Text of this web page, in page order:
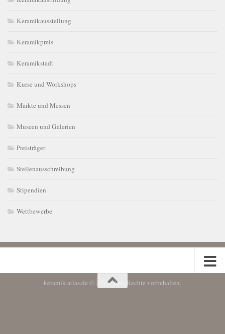
Keramikausstellung
Keramikpreis
Keramikstadt
Kurse und Workshops
Märkte und Messen
Museen und Galerien
Preisträger
Stellenausschreibung
Stipendien
Wettbewerbe
keramik-atlas.de © 2026. Alle Rechte vorbehalten.